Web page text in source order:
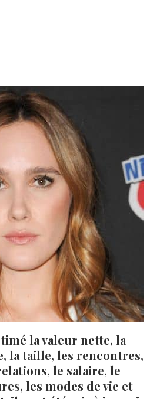
la valeur nette, la
la taille, les rencontres,
le salaire, le
les modes de vie et